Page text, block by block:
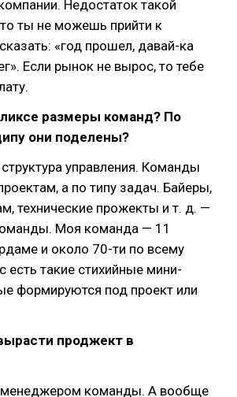
Недостаток такой
ты не можешь прийти к
«год прошел, давай-ка
Если рынок не вырос, то тебе
размеры команд? По
они поделены?
управления. Команды
а по типу задач. Байеры,
технические прожекты и т. д. —
Моя команда — 11
и около 70-ти по всему
есть такие стихийные мини-
формируются под проект или
проджект в
менеджером команды. А вообще